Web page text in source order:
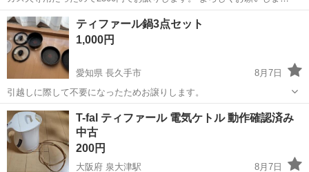
す。
愛知 豊田市 生活雑貨 ティファール
ティファール鍋3点セット
1,000円
愛知県 長久手市
8月7日
引越しに際して不要になったためお譲りします。
愛知 長久手市 ティファール
T-fal ティファール 電気ケトル 動作確認済み
中古
200円
大阪府 泉大津駅
8月7日